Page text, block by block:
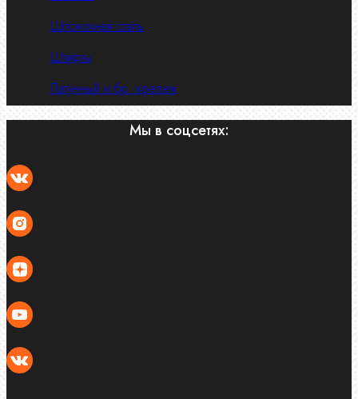
Шпоночная сталь
Штифты
Латунный и бр. крепеж
Мы в соцсетях: